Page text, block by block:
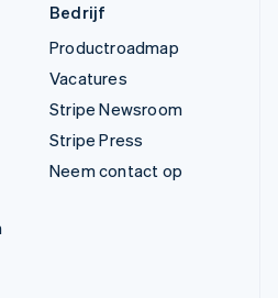
Bedrijf
Productroadmap
Vacatures
Stripe Newsroom
Stripe Press
Neem contact op